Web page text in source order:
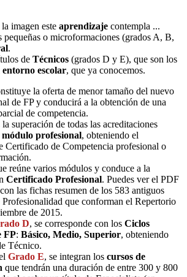
imagen este aprendizaje contempla ...
pequeñas o microformaciones (grados A, B,
.
de Técnicos (grados D y E), que son los
entorno escolar, que ya conocemos.
la oferta de menor tamaño del nuevo
de FP y conducirá a la obtención de una
de competencia.
la superación de todas las acreditaciones
módulo profesional, obteniendo el
Certificado de Competencia profesional o
reúne varios módulos y conduce a la
Certificado Profesional. Puedes ver el PDF
las fichas resumen de los 583 antiguos
que conforman el Repertorio
de 2015.
D, se corresponde con los Ciclos
FP: Básico, Medio, Superior, obteniendo
Técnico.
Grado E, se integran los cursos de
que tendrán una duración de entre 300 y 800